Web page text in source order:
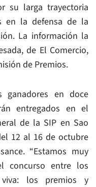
su larga trayectoria
en la defensa de la
La información la
de El Comercio,
de Premios.
ganadores en doce
entregados en el
de la SIP en Sao
12 al 16 de octubre
“Estamos muy
concurso entre los
los premios y